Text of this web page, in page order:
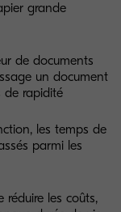
grande
de documents
un document
de rapidité
les temps de
parmi les
les coûts,